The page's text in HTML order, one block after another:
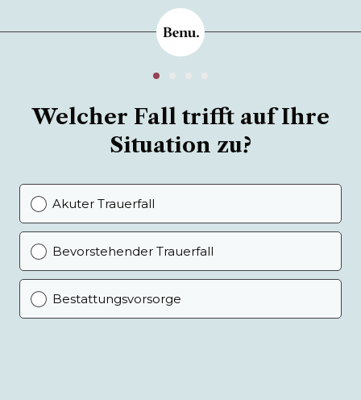
Welcher Fall trifft auf Ihre
Situation zu?
Akuter Trauerfall
Bevorstehender Trauerfall
Bestattungsvorsorge